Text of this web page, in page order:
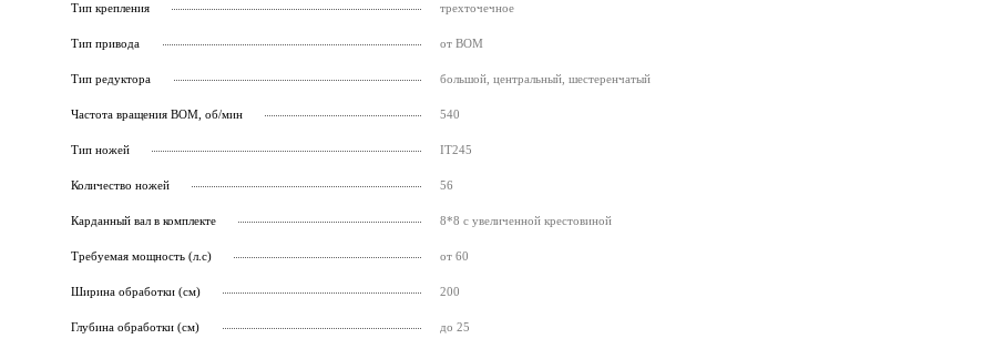
Тип крепления трехточечное
Тип привода от ВОМ
Тип редуктора большой, центральный, шестеренчатый
Частота вращения ВОМ, об/мин 540
Тип ножей IT245
Количество ножей 56
Карданный вал в комплекте 8*8 с увеличенной крестовиной
Требуемая мощность (л.с) от 60
Ширина обработки (см) 200
Глубина обработки (см) до 25